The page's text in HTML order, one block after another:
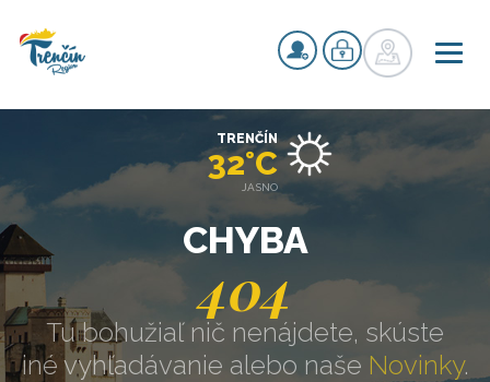
CHYBA
404
Tu bohužiaľ nič nenájdete, skúste
iné vyhľadávanie alebo naše Novinky.
TRENČÍN
32°C
JASNO